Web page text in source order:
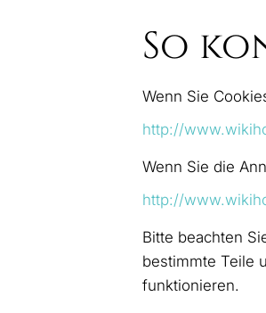
So
Wenn Sie
http://
Wenn Sie die
http://
Bitte beachten
bestimmte Teile
funktionieren.